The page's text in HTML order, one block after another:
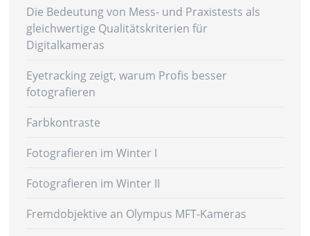
Die Bedeutung von Mess- und Praxistests als
gleichwertige Qualitätskriterien für
Digitalkameras
Eyetracking zeigt, warum Profis besser
fotografieren
Farbkontraste
Fotografieren im Winter I
Fotografieren im Winter II
Fremdobjektive an Olympus MFT-Kameras